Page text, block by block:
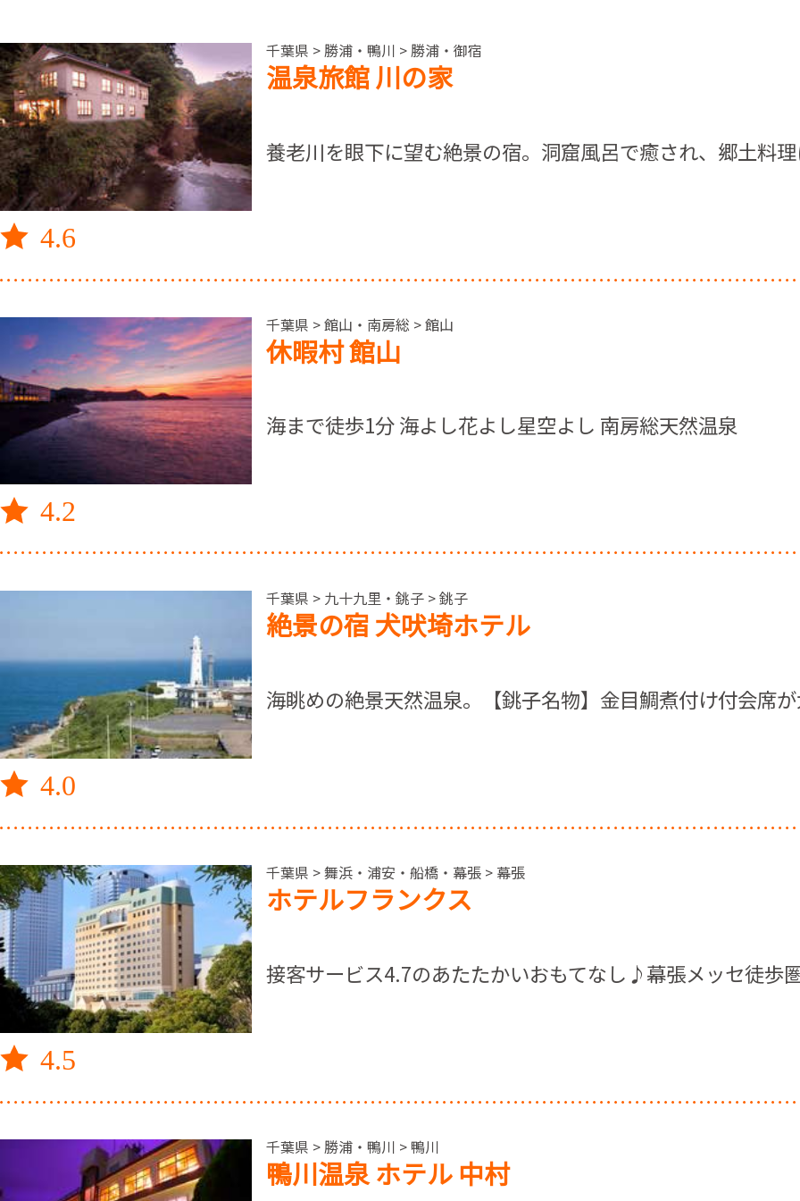
4.6
千葉県 > 勝浦・鴨川 > 勝浦・御宿
温泉旅館 川の家
養老川を眼下に望む絶景の宿。洞窟風呂で癒され、郷土料
4.2
千葉県 > 館山・南房総 > 館山
休暇村 館山
海まで徒歩1分 海よし花よし星空よし 南房総天然温泉
4.0
千葉県 > 九十九里・銚子 > 銚子
絶景の宿 犬吠埼ホテル
海眺めの絶景天然温泉。【銚子名物】金目鯛煮付け付会席
4.5
千葉県 > 舞浜・浦安・船橋・幕張 > 幕張
ホテルフランクス
接客サービス4.7のあたたかいおもてなし♪幕張メッセ徒歩
千葉県 > 勝浦・鴨川 > 鴨川
鴨川温泉 ホテル 中村